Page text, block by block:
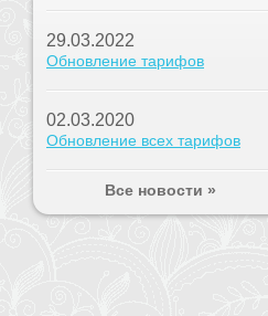
29.03.2022
Обновление тарифов
02.03.2020
Обновление всех тарифов
Все новости »